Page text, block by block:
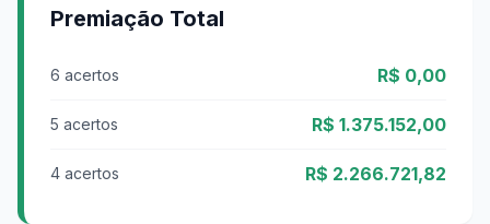
Premiação Total
6 acertos R$ 0,00
5 acertos R$ 1.375.152,00
4 acertos R$ 2.266.721,82